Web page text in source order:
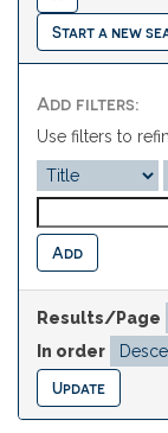
Start a new
Add filters:
Use filters to
Results/Page
In order